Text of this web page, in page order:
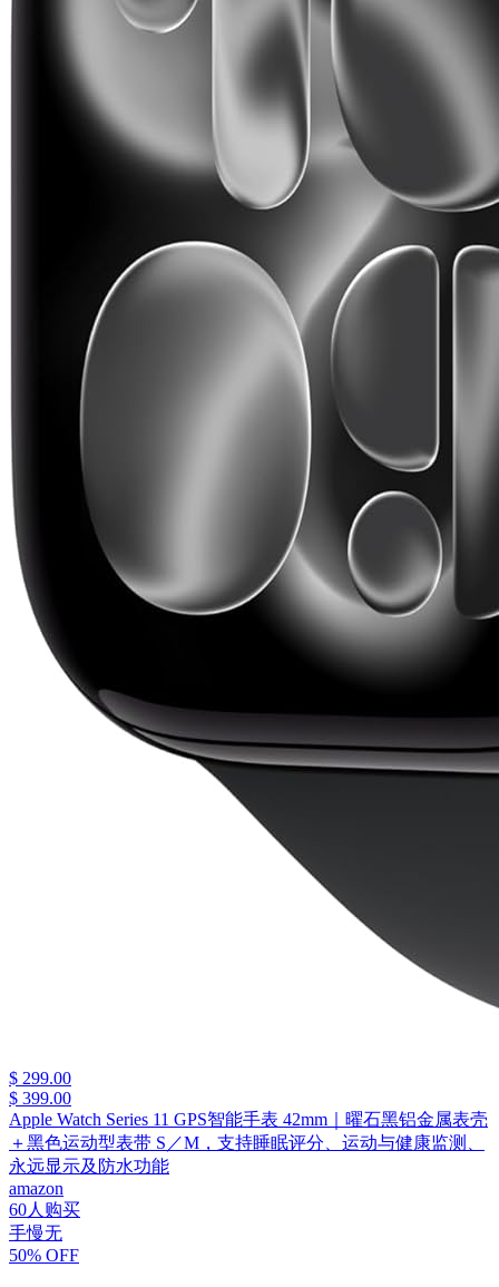
$ 299.00
$ 399.00
Apple Watch Series 11 GPS智能手表 42mm｜曜石黑铝金属表壳
＋黑色运动型表带 S／M，支持睡眠评分、运动与健康监测、
永远显示及防水功能
amazon
60人购买
手慢无
50% OFF